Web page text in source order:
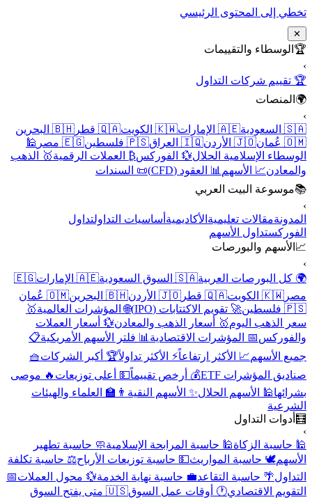
تخطي إلى المحتوى الرئيسي
✕
🏆 الوسطاء والتقييمات
›
🏆 تقييم شركات التداول
🌍 المنصات
›
🇸🇦 السعودية
🇦🇪 الإمارات 🇰🇼 الكويت 🇶🇦 قطر
🇧🇭 البحرين
🇴🇲 عُمان
🇯🇴 الأردن 🇮🇶 العراق 🇵🇸 فلسطين 🇪🇬 مصر
🕌
الوسطاء الإسلامية الحلال💱 الفوركس₿ العملات الرقمية🥇 الذهب
والمعادن📈 الأسهم 📊 العقود (CFD)
📜 السندات
📚موسوعة البيت العربي
›
المدونةمقالات تعليمية الأكاديمية أساسيات التداولتداول
الفوركستداول الأسهم
📈 الأسهم والبورصات
›
🌍 كل البورصات العربية🇸🇦 السوق السعودية 🇦🇪 الإمارات
🇪🇬
مصر 🇰🇼 الكويت 🇶🇦 قطر 🇯🇴 الأردن 🇧🇭 البحرين
🇴🇲 عُمان
🇵🇸 فلسطين
🚀 تقويم الاكتتابات (IPO) 🌐 المؤشرات العالمية🥇
سعر الذهب اليوم🥇 أسعار الذهب والمعادن💱 أسعار العملات
والفوركس📅 المؤشرات الاقتصادية 📊 فلتر الأسهم الأمريكية📋
جميع الأسهم📈 الأكثر ارتفاعاً⚡ الأكثر تداولاً🏆 أكبر الشركات🧺
صناديق المؤشرات ETF
💰 أرخص تقييماً💵 أعلى توزيعات 🔥 موصى
بشرائها🕌 الأسهم الحلال✨ الأسهم النقية 👨‍🏫 العلماء والهيئات
الشرعية
🧮 أدوات التداول
›
🕌 حاسبة الزكاة🕌 حاسبة المرابحة الإسلامية🧼 حاسبة تطهير
الأسهم🕊️ حاسبة المواريث💵 حاسبة توزيعات الأرباح⚖️ حاسبة تكلفة
التداول🌴 حاسبة التقاعد💼 حاسبة نهاية الخدمة💱 محول العملات📅
التقويم الاقتصادي🕐 أوقات عمل السوق
🇺🇸 متى يفتح السوق